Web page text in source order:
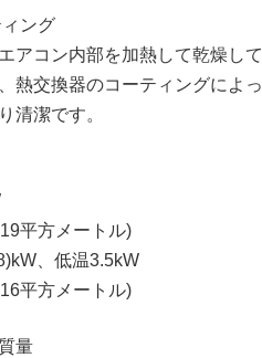
ング
アコン内部を加熱して乾燥し
熱交換器のコーティングによ
清潔です。
平方メートル)
、低温3.5kW
平方メートル)
量